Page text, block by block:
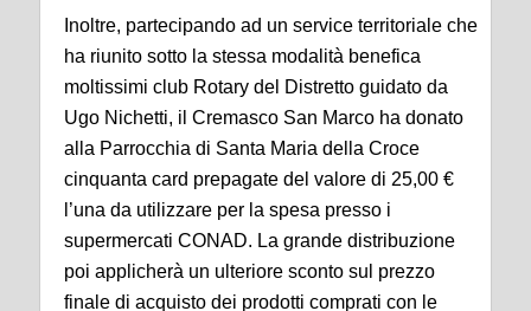
Inoltre, partecipando ad un service territoriale che
ha riunito sotto la stessa modalità benefica
moltissimi club Rotary del Distretto guidato da
Ugo Nichetti, il Cremasco San Marco ha donato
alla Parrocchia di Santa Maria della Croce
cinquanta card prepagate del valore di 25,00 €
l’una da utilizzare per la spesa presso i
supermercati CONAD. La grande distribuzione
poi applicherà un ulteriore sconto sul prezzo
finale di acquisto dei prodotti comprati con le